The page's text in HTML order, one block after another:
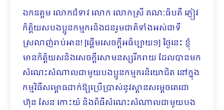
ឯកឧត្តម លោកជំទាវ លោក លោកស្រី គណៈធិបតី ភ្ញៀវ
កិត្តិយសបងប្អូនកម្មករនិងជនរួមជាតិទាំងអស់ជាទី
ស្រលាញ់រាប់អាន! [ផ្តើមសេចក្ដីអធិប្បាយ១] ថ្ងៃនេះ ខ្ញុំ
មានកិត្តិយសនិងសេចក្ដីសោមនស្សរីករាយ ដែលបានមក
សំណេះសំណាលជាមួយបងប្អូនកម្មករនិយោ​ជិត នៅក្នុង
កម្មវិធីសម្ពោធដាក់ឱ្យប្រើប្រាស់នូវស្ពានសម្ដេចតេជោ
ហ៊ុន សែន កោះយ៉ និងពិធីសំណេះ​សំណាលជាមួយបង